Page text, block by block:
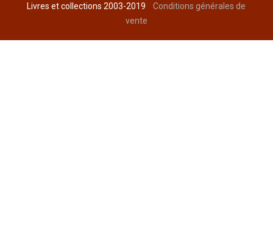
Livres et collections 2003-2019Conditions générales de
vente